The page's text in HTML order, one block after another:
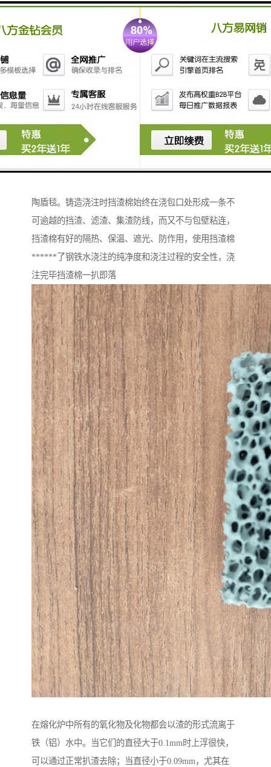
陶盾毯。铸造浇注时挡渣棉始终在浇包口处形成一条不
可逾越的挡渣、滤渣、集渣防线，而又不与包壁粘连，
挡渣棉有好的隔热、保温、遮光、防作用，使用挡渣棉
******了钢铁水浇注的纯净度和浇注过程的安全性，浇
注完毕挡渣棉一扒即落
在熔化炉中所有的氧化物及化物都会以渣的形式流离于
铁（铝）水中。当它们的直径大于0.1mm时上浮很快，
可以通过正常扒渣去除；当直径小于0.09mm，尤其在